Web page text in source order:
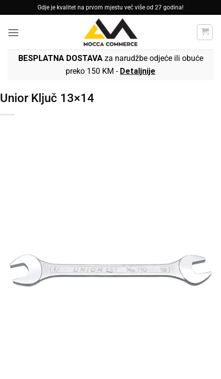
to
content
Gdje je kvalitet na prvom mjestu već više od 27 godina!
BESPLATNA DOSTAVAza narudžbe odjeće ili obuće
preko 150 KM - Detaljnije
Unior Ključ 13×14